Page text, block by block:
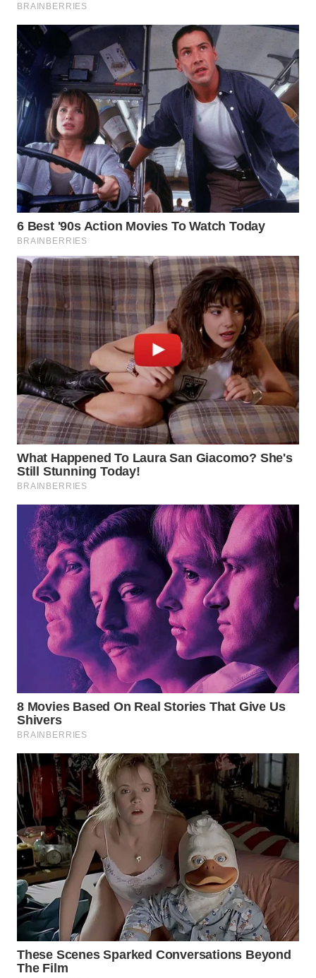
WN
PRIANGAN
WN
SEMARANG
WN
SOLO
WN
BOROBUDUR
WN
MADURA
WN
SURABAYA
WN
NATUNA
WN
BINTAN
WN
MANDALIKA
LIKUPANG
WN
LABUANBAJO
WN
BORNEO
WAHANA
NEWS
WAHANA
TANI
WAHANA
ADVOKAT
WAHANA
INFRASTRUKTUR
WAHANA
KONSUMEN
WAHANA